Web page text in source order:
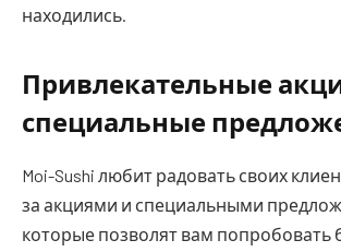
находились.
Привлекательные
специальные
Moi-Sushi любит радовать своих
за акциями и специальными
которые позволят вам попробовать